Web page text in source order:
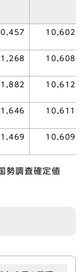
10,602
10,608
10,612
10,611
10,609
勢調査確定値